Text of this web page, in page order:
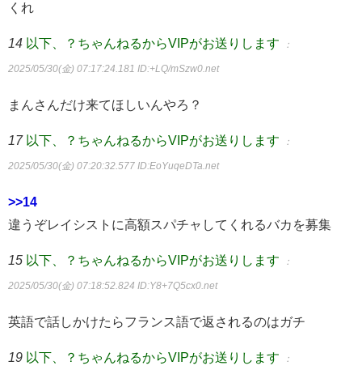
くれ
14 以下、？ちゃんねるからVIPがお送りします ：
2025/05/30(金) 07:17:24.181 ID:+LQ/mSzw0.net
まんさんだけ来てほしいんやろ？
17 以下、？ちゃんねるからVIPがお送りします ：
2025/05/30(金) 07:20:32.577 ID:EoYuqeDTa.net
>>14
違うぞレイシストに高額スパチャしてくれるバカを募集
15 以下、？ちゃんねるからVIPがお送りします ：
2025/05/30(金) 07:18:52.824 ID:Y8+7Q5cx0.net
英語で話しかけたらフランス語で返されるのはガチ
19 以下、？ちゃんねるからVIPがお送りします ：